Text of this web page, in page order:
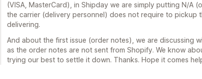
(VISA, MasterCard), in Shipday we are simply putting N/A
the carrier (delivery personnel) does not require to pickup
delivering.
And about the first issue (order notes), we are discussing
as the order notes are not sent from Shopify. We know
trying our best to settle it down. Thanks. Hope it comes